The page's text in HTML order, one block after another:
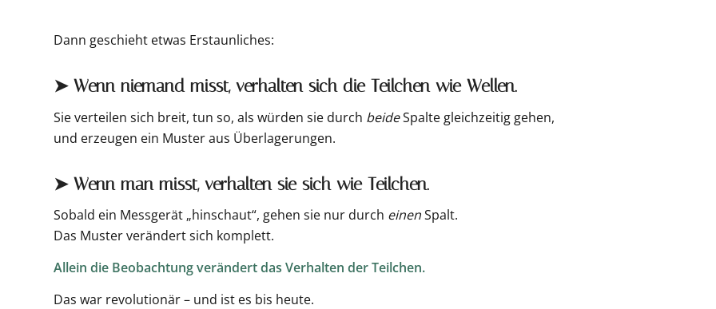
Dann geschieht etwas Erstaunliches:
➤ Wenn niemand misst, verhalten sich die Teilchen wie Wellen.
Sie verteilen sich breit, tun so, als würden sie durch beideSpalte gleichzeitig gehen,
und erzeugen ein Muster aus Überlagerungen.
➤ Wenn man misst, verhalten sie sich wie Teilchen.
Sobald ein Messgerät „hinschaut“, gehen sie nur durch einenSpalt.
Das Muster verändert sich komplett.
Allein die Beobachtung verändert das Verhalten der Teilchen.
Das war revolutionär – und ist es bis heute.